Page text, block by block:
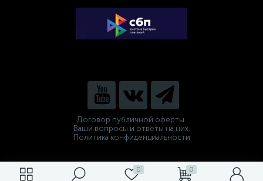
0 0
Договор публичной оферты.
Ваши вопросы и ответы на них.
Политика конфиденциальности